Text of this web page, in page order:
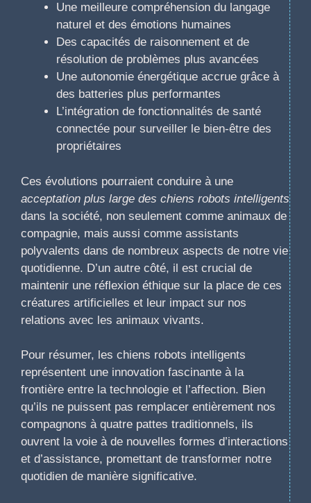
Une meilleure compréhension du langage
naturel et des émotions humaines
Des capacités de raisonnement et de
résolution de problèmes plus avancées
Une autonomie énergétique accrue grâce à
des batteries plus performantes
L’intégration de fonctionnalités de santé
connectée pour surveiller le bien-être des
propriétaires
Ces évolutions pourraient conduire à une
acceptation plus large des chiens robots intelligents
dans la société, non seulement comme animaux de
compagnie, mais aussi comme assistants
polyvalents dans de nombreux aspects de notre vie
quotidienne. D’un autre côté, il est crucial de
maintenir une réflexion éthique sur la place de ces
créatures artificielles et leur impact sur nos
relations avec les animaux vivants.
Pour résumer, les chiens robots intelligents
représentent une innovation fascinante à la
frontière entre la technologie et l’affection. Bien
qu’ils ne puissent pas remplacer entièrement nos
compagnons à quatre pattes traditionnels, ils
ouvrent la voie à de nouvelles formes d’interactions
et d’assistance, promettant de transformer notre
quotidien de manière significative.